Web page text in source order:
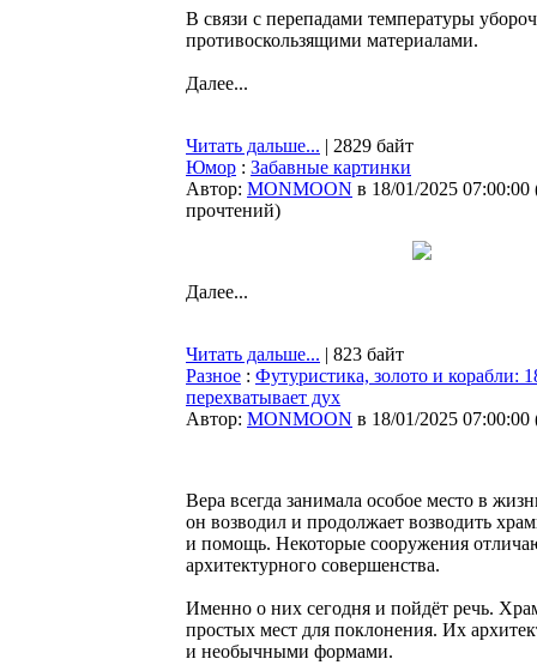
В связи с перепадами температуры
противоскользящими материалами.
Далее...
Читать дальше... | 2829 байт
Юмор : Забавные картинки
Автор: MONMOON в 18/01/2025 07:00:00
прочтений)
Далее...
Читать дальше... | 823 байт
Разное : Футуристика, золото и корабли:
перехватывает дух
Автор: MONMOON в 18/01/2025 07:00:00
Вера всегда занимала особое место в
он возводил и продолжает возводить
и помощь. Некоторые сооружения
архитектурного совершенства.
Именно о них сегодня и пойдёт речь.
простых мест для поклонения. Их
и необычными формами.